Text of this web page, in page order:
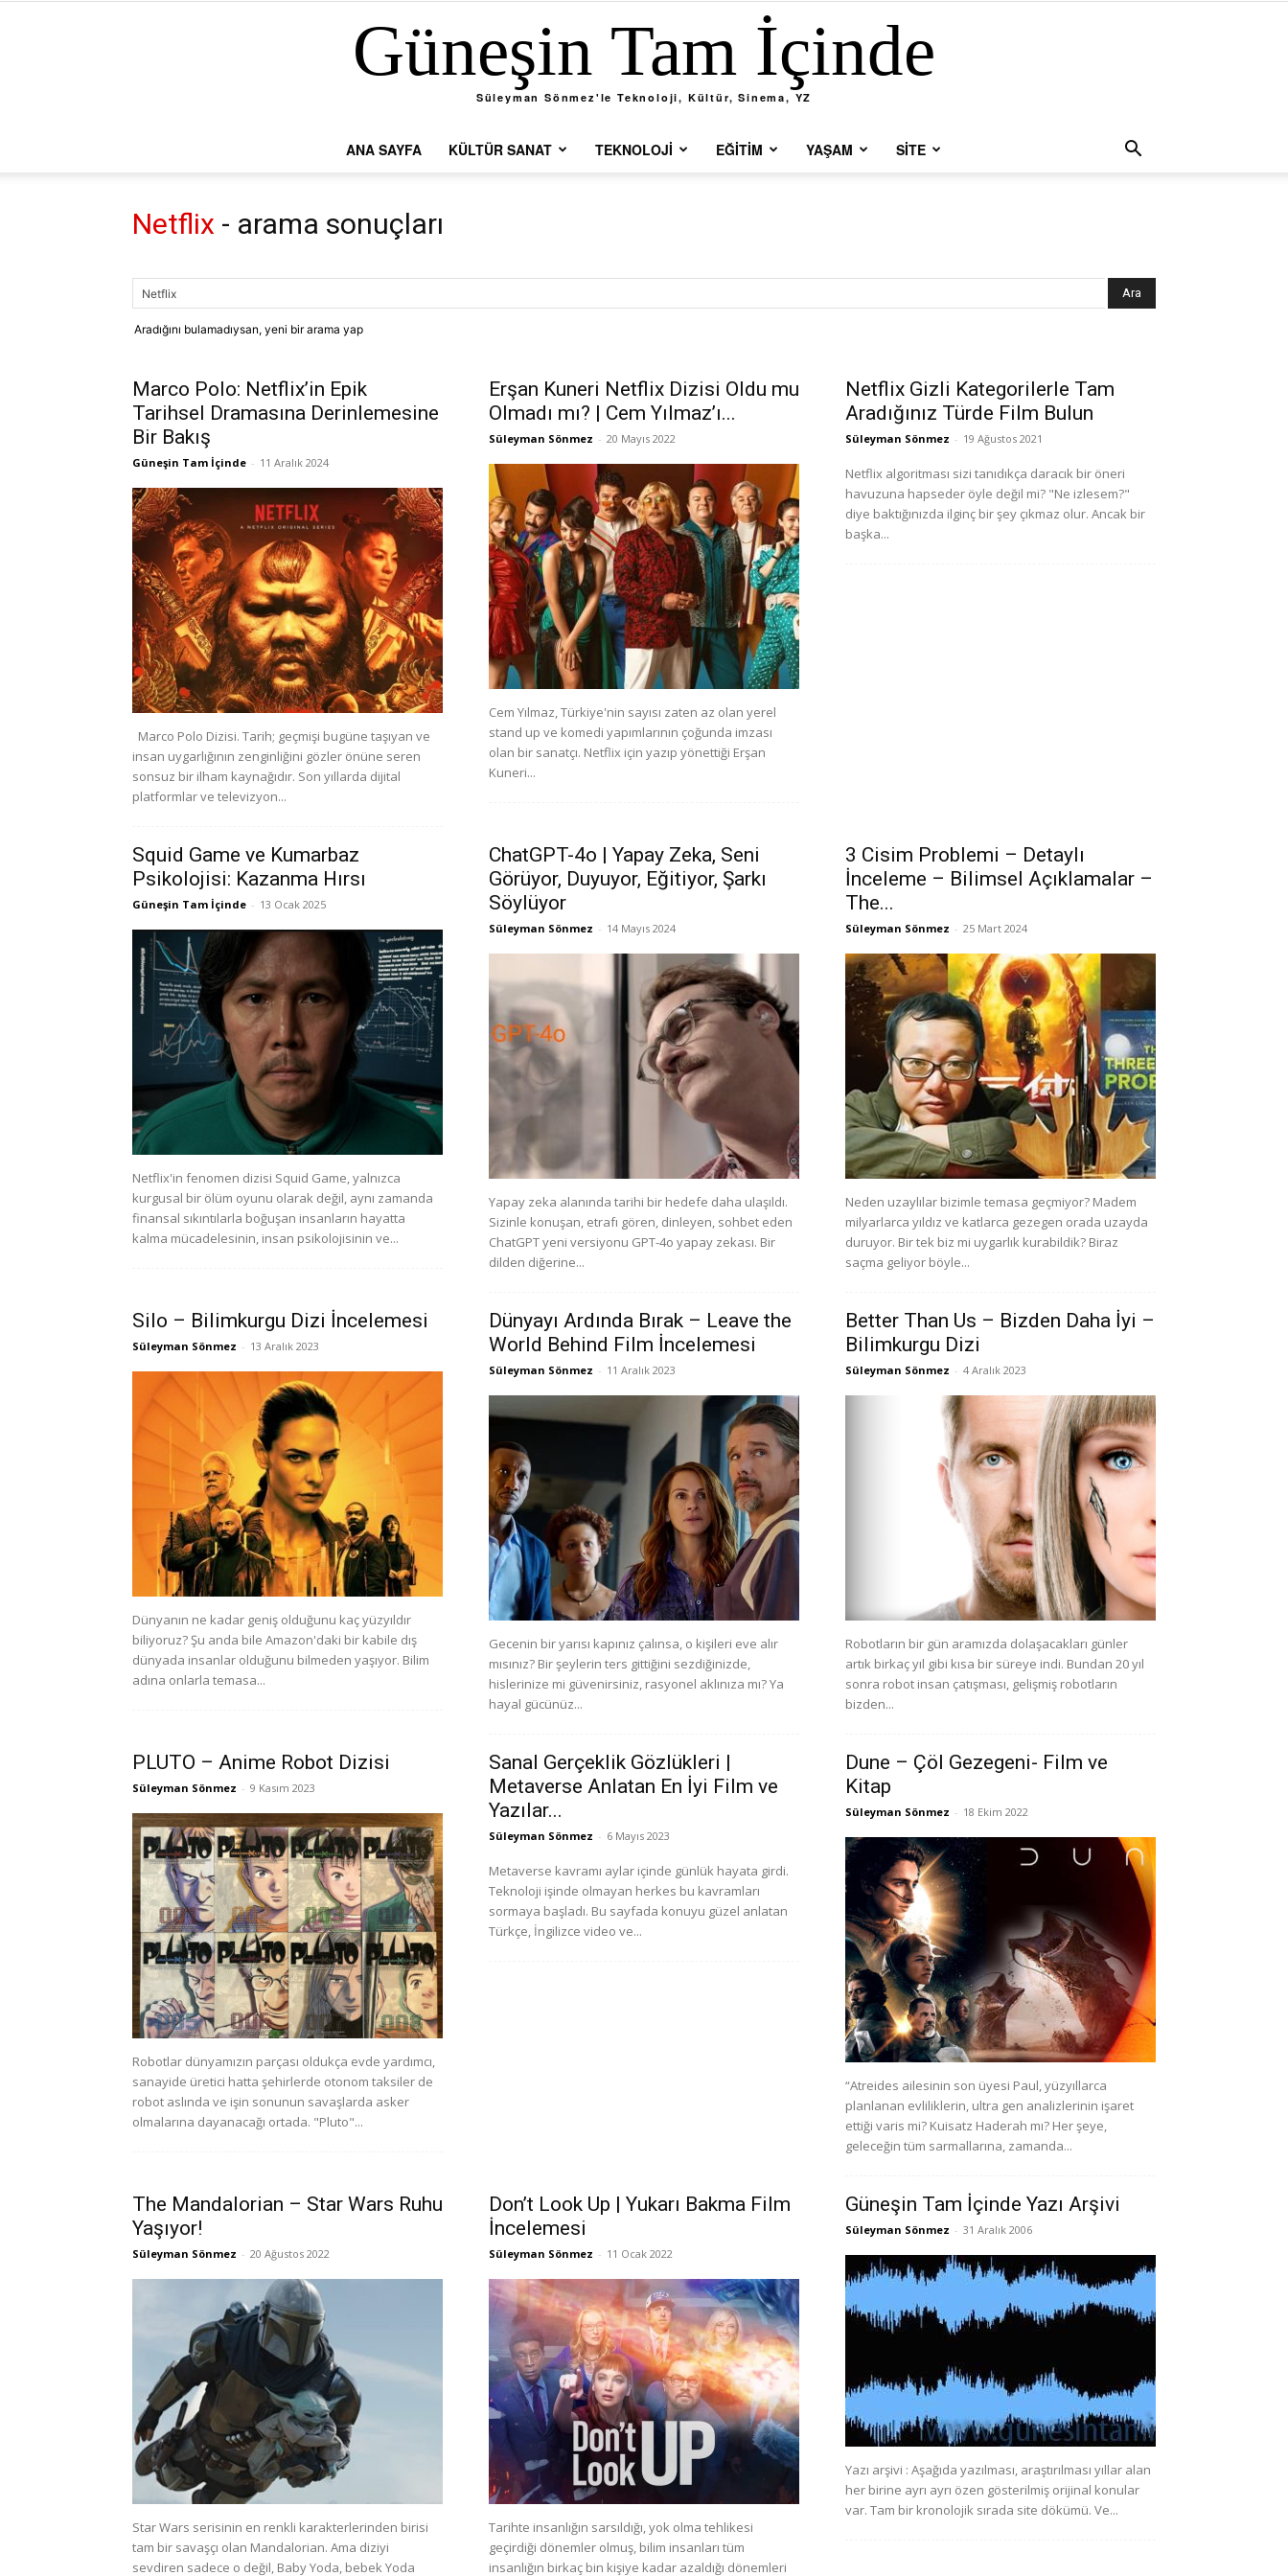
Güneşin Tam İçinde
Süleyman Sönmez'le Teknoloji, Kültür, Sinema, YZ
ANA SAYFA KÜLTÜR SANAT TEKNOLOJI EĞITIM YAŞAM SİTE
Netflix - arama sonuçları
Aradığını bulamadıysan, yeni bir arama yap
Marco Polo: Netflix’in Epik
Tarihsel Dramasına Derinlemesine
Bir Bakış
Güneşin Tam İçinde - 11 Aralık 2024
Marco Polo Dizisi. Tarih; geçmişi bugüne taşıyan ve
insan uygarlığının zenginliğini gözler önüne seren
sonsuz bir ilham kaynağıdır. Son yıllarda dijital
platformlar ve televizyon...
Erşan Kuneri Netflix Dizisi Oldu mu
Olmadı mı? | Cem Yılmaz’ı...
Süleyman Sönmez - 20 Mayıs 2022
Cem Yılmaz, Türkiye'nin sayısı zaten az olan yerel
stand up ve komedi yapımlarının çoğunda imzası
olan bir sanatçı. Netflix için yazıp yönettiği Erşan
Kuneri...
Netflix Gizli Kategorilerle Tam
Aradığınız Türde Film Bulun
Süleyman Sönmez - 19 Ağustos 2021
Netflix algoritması sizi tanıdıkça daracık bir öneri
havuzuna hapseder öyle değil mi? "Ne izlesem?"
diye baktığınızda ilginç bir şey çıkmaz olur. Ancak bir
başka...
Squid Game ve Kumarbaz
Psikolojisi: Kazanma Hırsı
Güneşin Tam İçinde - 13 Ocak 2025
Netflix'in fenomen dizisi Squid Game, yalnızca
kurgusal bir ölüm oyunu olarak değil, aynı zamanda
finansal sıkıntılarla boğuşan insanların hayatta
kalma mücadelesinin, insan psikolojisinin ve...
ChatGPT-4o | Yapay Zeka, Seni
Görüyor, Duyuyor, Eğitiyor, Şarkı
Söylüyor
Süleyman Sönmez - 14 Mayıs 2024
Yapay zeka alanında tarihi bir hedefe daha ulaşıldı.
Sizinle konuşan, etrafı gören, dinleyen, sohbet eden
ChatGPT yeni versiyonu GPT-4o yapay zekası. Bir
dilden diğerine...
3 Cisim Problemi – Detaylı
İnceleme – Bilimsel Açıklamalar –
The...
Süleyman Sönmez - 25 Mart 2024
Neden uzaylılar bizimle temasa geçmiyor? Madem
milyarlarca yıldız ve katlarca gezegen orada uzayda
duruyor. Bir tek biz mi uygarlık kurabildik? Biraz
saçma geliyor böyle...
Silo – Bilimkurgu Dizi İncelemesi
Süleyman Sönmez - 13 Aralık 2023
Dünyanın ne kadar geniş olduğunu kaç yüzyıldır
biliyoruz? Şu anda bile Amazon'daki bir kabile dış
dünyada insanlar olduğunu bilmeden yaşıyor. Bilim
adına onlarla temasa...
Dünyayı Ardında Bırak – Leave the
World Behind Film İncelemesi
Süleyman Sönmez - 11 Aralık 2023
Gecenin bir yarısı kapınız çalınsa, o kişileri eve alır
mısınız? Bir şeylerin ters gittiğini sezdiğinizde,
hislerinize mi güvenirsiniz, rasyonel aklınıza mı? Ya
hayal gücünüz...
Better Than Us – Bizden Daha İyi –
Bilimkurgu Dizi
Süleyman Sönmez - 4 Aralık 2023
Robotların bir gün aramızda dolaşacakları günler
artık birkaç yıl gibi kısa bir süreye indi. Bundan 20 yıl
sonra robot insan çatışması, gelişmiş robotların
bizden...
PLUTO – Anime Robot Dizisi
Süleyman Sönmez - 9 Kasım 2023
Robotlar dünyamızın parçası oldukça evde yardımcı,
sanayide üretici hatta şehirlerde otonom taksiler de
robot aslında ve işin sonunun savaşlarda asker
olmalarına dayanacağı ortada. "Pluto"...
Sanal Gerçeklik Gözlükleri |
Metaverse Anlatan En İyi Film ve
Yazılar...
Süleyman Sönmez - 6 Mayıs 2023
Metaverse kavramı aylar içinde günlük hayata girdi.
Teknoloji işinde olmayan herkes bu kavramları
sormaya başladı. Bu sayfada konuyu güzel anlatan
Türkçe, İngilizce video ve...
Dune – Çöl Gezegeni- Film ve
Kitap
Süleyman Sönmez - 18 Ekim 2022
“Atreides ailesinin son üyesi Paul, yüzyıllarca
planlanan evliliklerin, ultra gen analizlerinin işaret
ettiği varis mi? Kuisatz Haderah mı? Her şeye,
geleceğin tüm sarmallarına, zamanda...
The Mandalorian – Star Wars Ruhu
Yaşıyor!
Süleyman Sönmez - 20 Ağustos 2022
Star Wars serisinin en renkli karakterlerinden birisi
tam bir savaşçı olan Mandalorian. Ama diziyi
sevdiren sadece o değil, Baby Yoda, bebek Yoda
Don’t Look Up | Yukarı Bakma Film
İncelemesi
Süleyman Sönmez - 11 Ocak 2022
Tarihte insanlığın sarsıldığı, yok olma tehlikesi
geçirdiği dönemler olmuş, bilim insanları tüm
insanlığın birkaç bin kişiye kadar azaldığı dönemleri
Güneşin Tam İçinde Yazı Arşivi
Süleyman Sönmez - 31 Aralık 2006
Yazı arşivi : Aşağıda yazılması, araştırılması yıllar alan
her birine ayrı ayrı özen gösterilmiş orijinal konular
var. Tam bir kronolojik sırada site dökümü. Ve...